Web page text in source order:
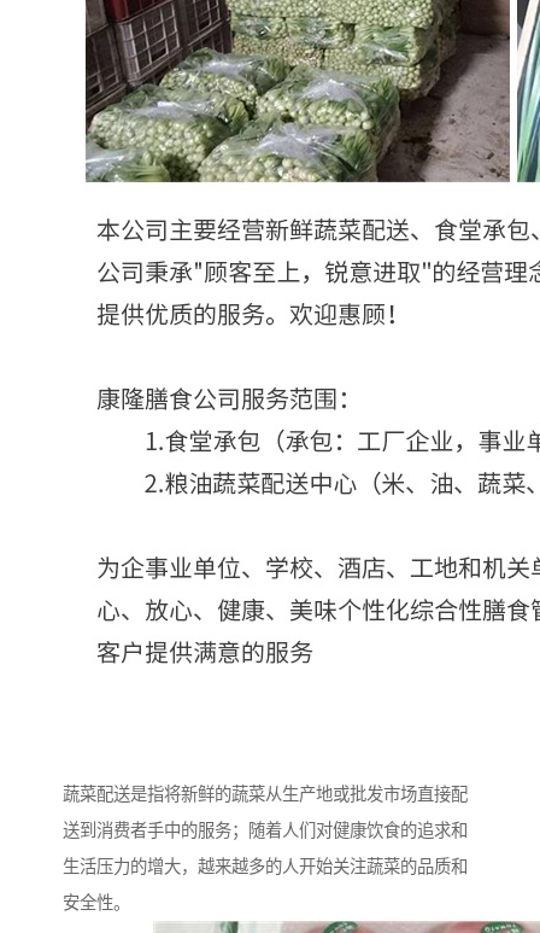
蔬菜配送是指将新鲜的蔬菜从生产地或批发市场直接配
送到消费者手中的服务；随着人们对健康饮食的追求和
生活压力的增大，越来越多的人开始关注蔬菜的品质和
安全性。